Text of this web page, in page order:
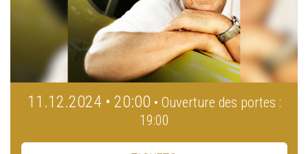
11.12.2024 • 20:00 • Ouverture des portes :
19:00